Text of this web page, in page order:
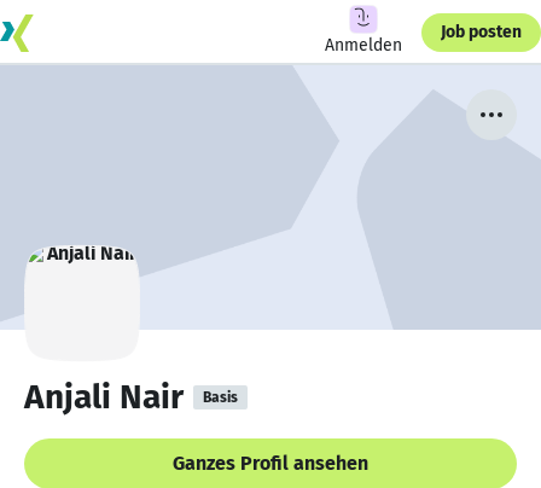
Anmelden
Job posten
Anjali Nair Basis
Ganzes Profil ansehen